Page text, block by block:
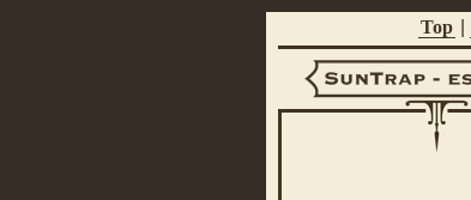
Top